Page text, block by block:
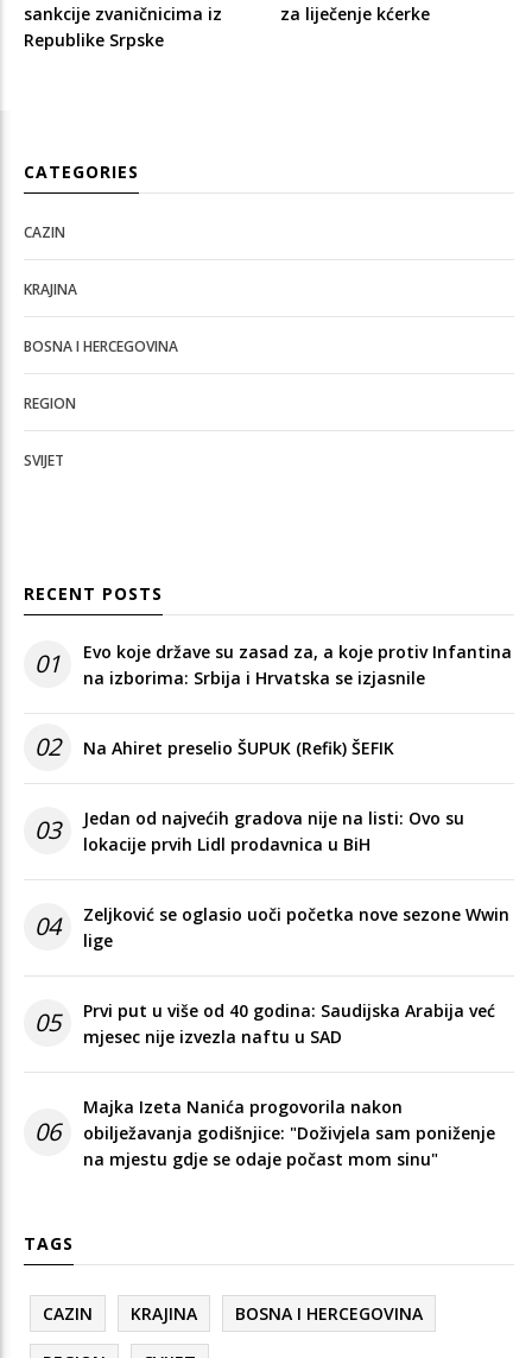
sankcije zvaničnicima iz
Republike Srpske
za liječenje kćerke
CATEGORIES
CAZIN
KRAJINA
BOSNA I HERCEGOVINA
REGION
SVIJET
RECENT POSTS
01
Evo koje države su zasad za, a koje protiv Infantina
na izborima: Srbija i Hrvatska se izjasnile
02 Na Ahiret preselio ŠUPUK (Refik) ŠEFIK
03
Jedan od najvećih gradova nije na listi: Ovo su
lokacije prvih Lidl prodavnica u BiH
04
Zeljković se oglasio uoči početka nove sezone Wwin
lige
05
Prvi put u više od 40 godina: Saudijska Arabija već
mjesec nije izvezla naftu u SAD
06
Majka Izeta Nanića progovorila nakon
obilježavanja godišnjice: "Doživjela sam poniženje
na mjestu gdje se odaje počast mom sinu"
TAGS
CAZIN KRAJINA BOSNA I HERCEGOVINA